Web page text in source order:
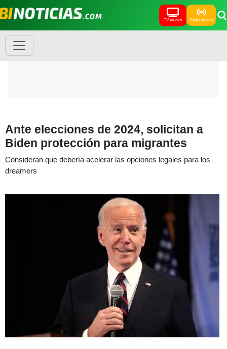
TV en vivo Radio en vivo
Ante elecciones de 2024, solicitan a
Biden protección para migrantes
Consideran que debería acelerar las opciones legales para los
dreamers